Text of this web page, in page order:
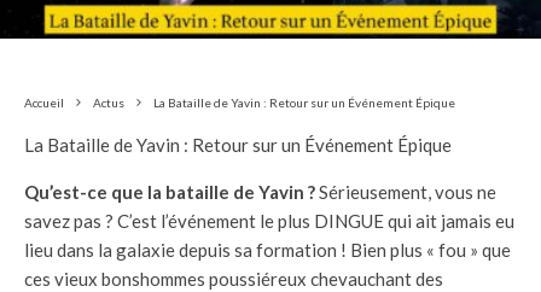
Accueil Actus La Bataille de Yavin : Retour sur un Événement Épique
La Bataille de Yavin : Retour sur un Événement Épique
Qu’est-ce que la bataille de Yavin ?Sérieusement, vous ne
savez pas ? C’est l’événement le plus DINGUE qui ait jamais eu
lieu dans la galaxie depuis sa formation ! Bien plus « fou » que
ces vieux bonshommes poussiéreux chevauchant des